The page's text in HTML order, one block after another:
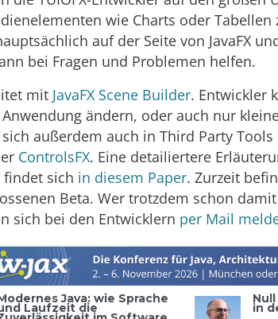
wie Charts oder
auf der Seite von JavaFX
bei Fragen und Problemen helfen.
mit JavaFX Scene Builder. Entwickler
ändern, oder auch nur
außerdem auch in Third Party
ControlsFX. Eine detailiertere
sich in diesem Paper. Zurzeit
Beta. Wer trotzdem schon
sich bei den Entwicklern per Mail